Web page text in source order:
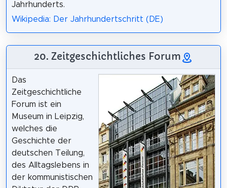
Jahrhunderts.
Wikipedia: Der Jahrhundertschritt (DE)
20. Zeitgeschichtliches Forum
Das
Zeitgeschichtliche
Forum ist ein
Museum in Leipzig,
welches die
Geschichte der
deutschen Teilung,
des Alltagslebens in
der kommunistischen